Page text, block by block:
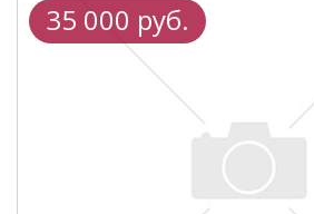
35 000 руб.